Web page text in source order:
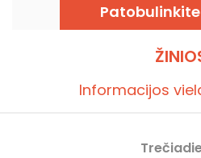
Informacijos